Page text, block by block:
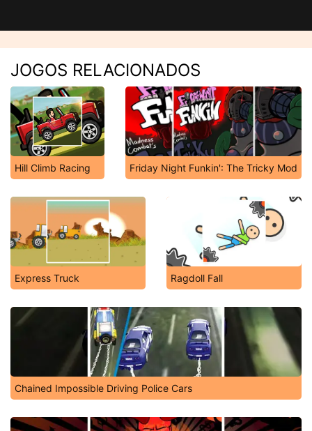
JOGOS RELACIONADOS
Hill Climb Racing Friday Night Funkin': The Tricky Mod
Express Truck Ragdoll Fall
Chained Impossible Driving Police Cars